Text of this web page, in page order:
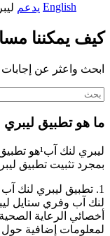
English يدعم
كيف يمكننا
ابحث واعثر عن
ما هو تطبيق
بمجرد تثبيت تطبيق
لنك آب وفري ستايل
لمعلومات إضافية حول